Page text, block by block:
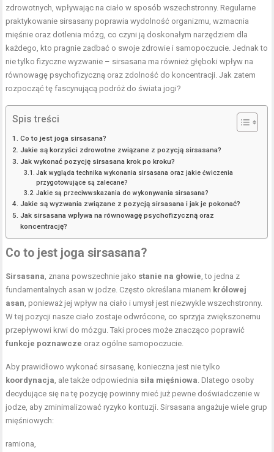
zdrowotnych, wpływając na ciało w sposób wszechstronny. Regularne
praktykowanie sirsasany poprawia wydolność organizmu, wzmacnia
mięśnie oraz dotlenia mózg, co czyni ją doskonałym narzędziem dla
każdego, kto pragnie zadbać o swoje zdrowie i samopoczucie. Jednak to
nie tylko fizyczne wyzwanie – sirsasana ma również głęboki wpływ na
równowagę psychofizyczną oraz zdolność do koncentracji. Jak zatem
rozpocząć tę fascynującą podróż do świata jogi?
Spis treści
Co to jest joga sirsasana?
Jakie są korzyści zdrowotne związane z pozycją sirsasana?
Jak wykonać pozycję sirsasana krok po kroku?
Jak wygląda technika wykonania sirsasana oraz jakie ćwiczenia
przygotowujące są zalecane?
Jakie są przeciwwskazania do wykonywania sirsasana?
Jakie są wyzwania związane z pozycją sirsasana i jak je pokonać?
Jak sirsasana wpływa na równowagę psychofizyczną oraz
koncentrację?
Co to jest joga sirsasana?
Sirsasana, znana powszechnie jako stanie na głowie, to jedna z
fundamentalnych asan w jodze. Często określana mianem królowej
asan, ponieważ jej wpływ na ciało i umysł jest niezwykle wszechstronny.
W tej pozycji nasze ciało zostaje odwrócone, co sprzyja zwiększonemu
przepływowi krwi do mózgu. Taki proces może znacząco poprawić
funkcje poznawcze oraz ogólne samopoczucie.
Aby prawidłowo wykonać sirsasanę, konieczna jest nie tylko
koordynacja, ale także odpowiednia siła mięśniowa. Dlatego osoby
decydujące się na tę pozycję powinny mieć już pewne doświadczenie w
jodze, aby zminimalizować ryzyko kontuzji. Sirsasana angażuje wiele grup
mięśniowych:
ramiona,